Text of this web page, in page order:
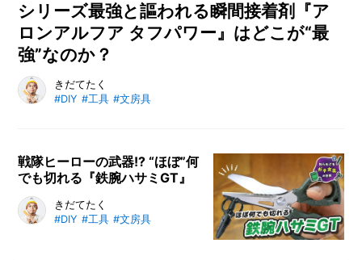
シリーズ最強と謳われる瞬間接着剤『ア
ロンアルフア タフパワー』はどこが“最
強”なのか？
文房具なのに文房具店では売っていない、プロが使うガチな高
性能文具「ガチ文具」。プロ用だけあって、その性能の高さは
具」の世界を巡る本記事。今回は、お馴染みの瞬間接着剤のハ
イエンドモデル『アロンアルフア タフパワー』をご紹介しま
す。
きだてたく
#DIY #工具 #文房具
戦隊ヒーローの武器!? “ほぼ”何
でも切れる『鉄腕ハサミGT』
文房具なのに文房具店では売ってい
ない、プロが使うガチな高性能文具
きだてたく
#DIY #工具 #文房具